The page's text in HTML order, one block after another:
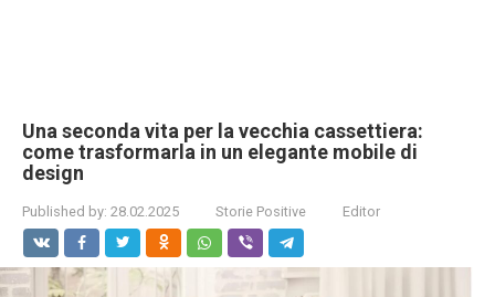
Una seconda vita per la vecchia cassettiera:
come trasformarla in un elegante mobile di
design
Published by: 28.02.2025 Storie Positive Editor